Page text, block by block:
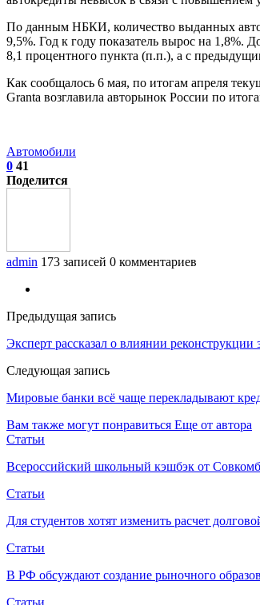
По данным НБКИ, количество выданных
9,5%. Год к году показатель вырос на 1,8%.
8,1 процентного пункта (п.п.), а с
Как сообщалось 6 мая, по итогам апреля
Granta возглавила авторынок России по
Автомобили
0 41
Поделится
admin 173 записей 0 комментариев
Предыдущая запись
Эксперт рассказал о влиянии
Следующая запись
Мировые банки всё чаще перекладывают
Вам также могут понравиться Еще от автора
Статьи
Всероссийский школьный кэшбэк от
Статьи
Для студентов хотят изменить расчет
Статьи
В РФ обсуждают создание рыночного
Статьи